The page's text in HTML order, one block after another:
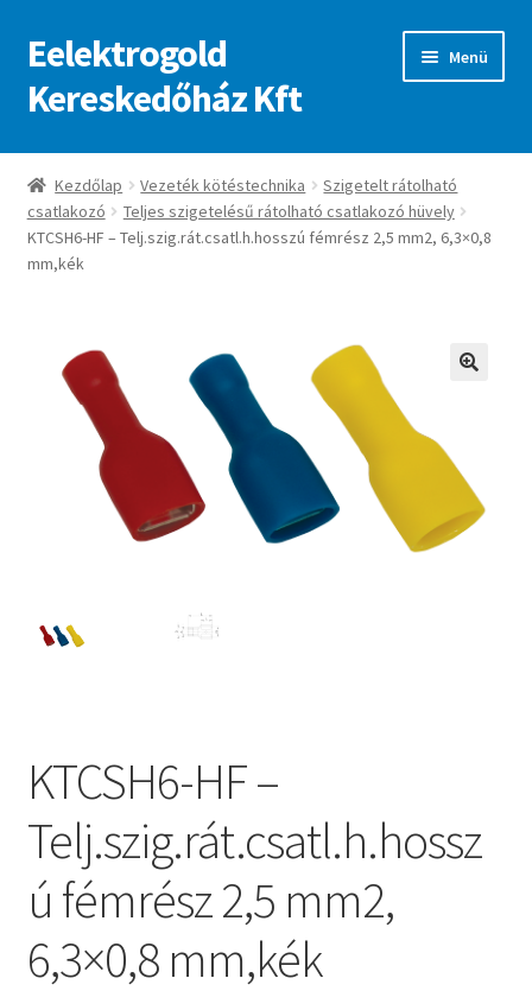
Ugrás
a
navigációhoz
Kilépés
a
tartalomba
Eelektrogold
Kereskedőház Kft
Menü
Kezdőlap
A fiókom
Adatvédelmi irányelvek
Kezdőlap Vezeték kötéstechnika
Szigetelt rátolható
csatlakozó
Teljes szigetelésű rátolható csatlakozó hüvely
KTCSH6-HF – Telj.szig.rát.csatl.h.hosszú fémrész 2,5 mm2, 6,3×0,8
mm,kék
KTCSH6-HF –
Telj.szig.rát.csatl.h.hossz
ú fémrész 2,5 mm2,
6,3×0,8 mm,kék